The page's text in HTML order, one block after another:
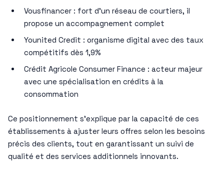
Vousfinancer : fort d’un réseau de courtiers, il
propose un accompagnement complet
Younited Credit : organisme digital avec des taux
compétitifs dès 1,9%
Crédit Agricole Consumer Finance : acteur majeur
avec une spécialisation en crédits à la
consommation
Ce positionnement s’explique par la capacité de ces
établissements à ajuster leurs offres selon les besoins
précis des clients, tout en garantissant un suivi de
qualité et des services additionnels innovants.